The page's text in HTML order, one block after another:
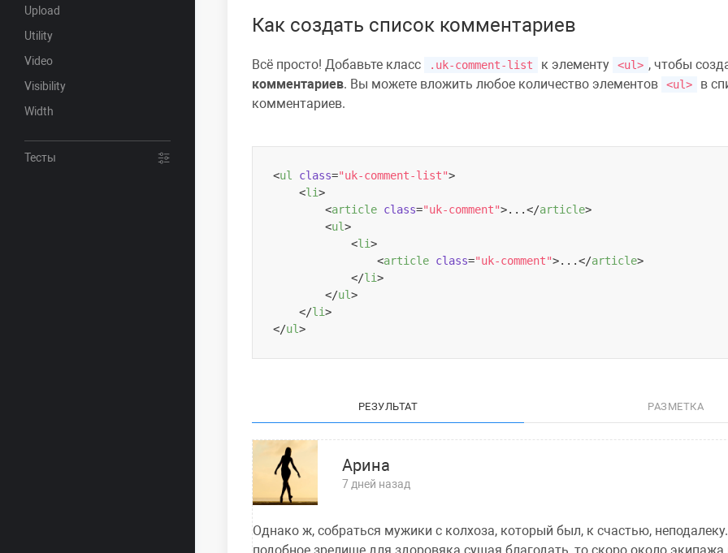
Upload
Utility
Video
Visibility
Width
Тесты
Как создать список комментариев
Всё просто! Добавьте класс .uk-comment-list к элементу <ul> , чтобы
комментариев. Вы можете вложить любое количество элементов <ul>
в
комментариев.
<ul class="uk-comment-list">
<li>
<article class="uk-comment">...</article>
<ul>
<li>
<article class="uk-comment">...</article>
</li>
</ul>
</li>
</ul>
РЕЗУЛЬТАТ РАЗМЕТКА
Арина
7 дней назад
Однако ж, собраться мужики с колхоза, который был, к счастью,